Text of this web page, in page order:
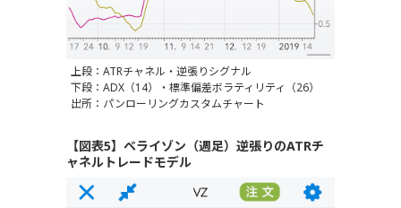
上段：ATRチャネル・逆張りシグナル
下段：ADX（14）・標準偏差ボラティリティ（26）
出所：パンローリングカスタムチャート
【図表5】ベライゾン（週足）逆張りのATRチ
ャネルトレードモデル